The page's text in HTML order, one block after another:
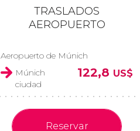
TRASLADOS
AEROPUERTO
Aeropuerto de Múnich
Múnich
ciudad
122,8 US$
Reservar